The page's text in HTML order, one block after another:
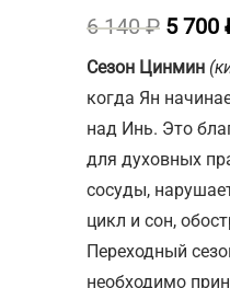
6 140₽
цена
6
5 700
Сезон Цинмин
когда Ян
над Инь. Это
для духовных
сосуды,
цикл и сон,
Переходный
необходимо